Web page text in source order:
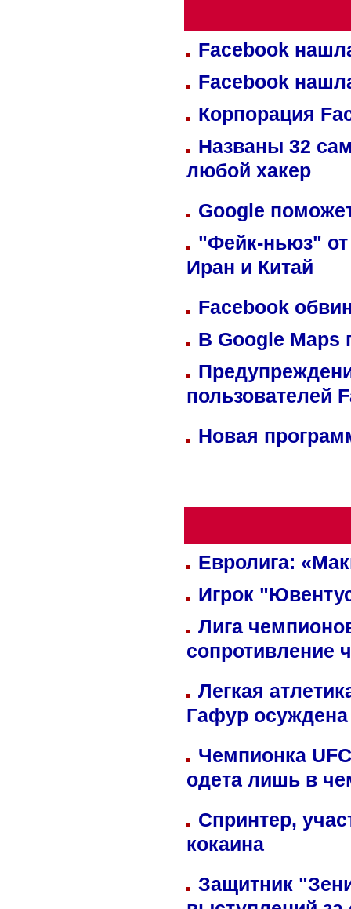
Facebook
Facebook
Корпорация
Названы 32
любой хакер
Google
"Фейк-ньюз" от
Иран и Китай
Facebook
В Google Maps
пользователей
Новая
Евролига:
Игрок
Лига
сопротивление
Легкая
Гафур осуждена
Чемпионка
одета лишь в
Спринтер,
кокаина
Защитник